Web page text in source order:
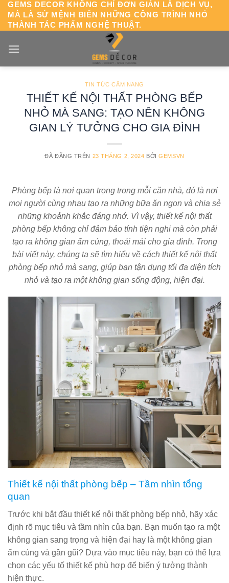
Chuyển
đến
nội
dung
GEMS DECOR KHÔNG CHỈ ĐƠN GIẢN LÀ DỊCH VỤ,
MÀ LÀ SỨ MỆNH BIẾN NHỮNG CÔNG TRÌNH NHỎ
THÀNH TÁC PHẨM NGHỆ THUẬT.
TIN TỨC CẨM NANG
THIẾT KẾ NỘI THẤT PHÒNG BẾP
NHỎ MÀ SANG: TẠO NÊN KHÔNG
GIAN LÝ TƯỞNG CHO GIA ĐÌNH
ĐÃ ĐĂNG TRÊN 23 THÁNG 2, 2024 BỞIGEMSVN
Phòng bếp là nơi quan trọng trong mỗi căn nhà, đó là nơi
mọi người cùng nhau tạo ra những bữa ăn ngon và chia sẻ
những khoảnh khắc đáng nhớ. Vì vậy, thiết kế nội thất
phòng bếp không chỉ đảm bảo tính tiện nghi mà còn phải
tạo ra không gian ấm cúng, thoải mái cho gia đình. Trong
bài viết này, chúng ta sẽ tìm hiểu về cách thiết kế nội thất
phòng bếp nhỏ mà sang, giúp bạn tận dụng tối đa diện tích
nhỏ và tạo ra một không gian sống động, hiện đại.
Thiết kế nội thất phòng bếp – Tầm nhìn tổng
quan
Trước khi bắt đầu thiết kế nội thất phòng bếp nhỏ, hãy xác
định rõ mục tiêu và tầm nhìn của bạn. Bạn muốn tạo ra một
không gian sang trọng và hiện đại hay là một không gian
ấm cúng và gần gũi? Dựa vào mục tiêu này, bạn có thể lựa
chọn các yếu tố thiết kế phù hợp để biến ý tưởng thành
hiện thực.